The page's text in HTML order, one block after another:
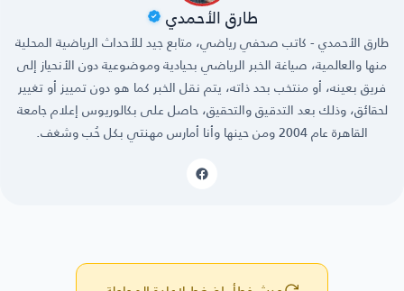
طارق الأحمدي
طارق الأحمدي - كاتب صحفي رياضي، متابع جيد للأحداث الرياضية المحلية
منها والعالمية، صياغة الخبر الرياضي بحيادية وموضوعية دون الأنحياز إلى
فريق بعينه، أو منتخب بحد ذاته، يتم نقل الخبر كما هو دون تمييز أو تغيير
لحقائق، وذلك بعد التدقيق والتحقيق، حاصل على بكالوريوس إعلام جامعة
القاهرة عام 2004 ومن حينها وأنا أمارس مهنتي بكل حُب وشغف.